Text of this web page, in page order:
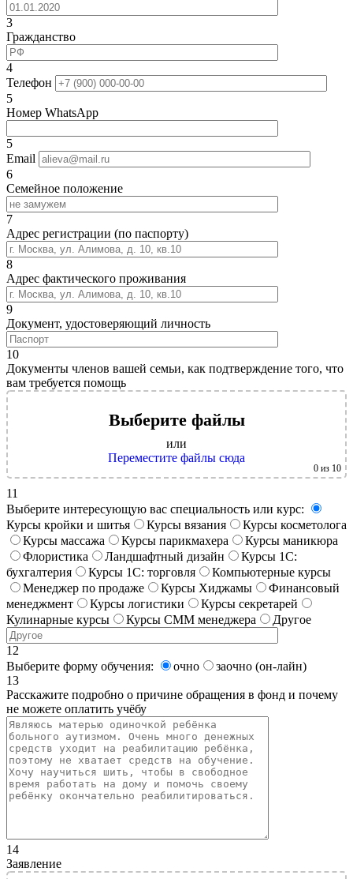
3
Гражданство
4
Телефон
5
Номер WhatsApp
5
Email
6
Семейное положение
7
Адрес регистрации (по паспорту)
8
Адрес фактического проживания
9
Документ, удостоверяющий личность
10
Документы членов вашей семьи, как подтверждение того, что
вам требуется помощь
Выберите файлы
или
Переместите файлы сюда
0 из 10
11
Выберите интересующую вас специальность или курс:
Курсы кройки и шитья
Курсы вязания
Курсы косметолога
Курсы массажа
Курсы парикмахера
Курсы маникюра
Флористика
Ландшафтный дизайн
Курсы 1С:
бухгалтерия
Курсы 1С: торговля
Компьютерные курсы
Менеджер по продаже
Курсы Хиджамы
Финансовый
менеджмент
Курсы логистики
Курсы секретарей
Кулинарные курсы
Курсы СММ менеджера Другое
12
Выберите форму обучения:
очно
заочно (он-лайн)
13
Расскажите подробно о причине обращения в фонд и почему
не можете оплатить учёбу
14
Заявление